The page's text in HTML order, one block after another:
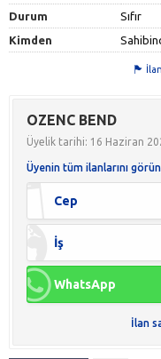
Durum
Sıfır
Kimden
OZENC BEND
Üyelik tarihi: 16 Haziran
Üyenin tüm ilanlarını
Cep
İş
WhatsApp
İlan